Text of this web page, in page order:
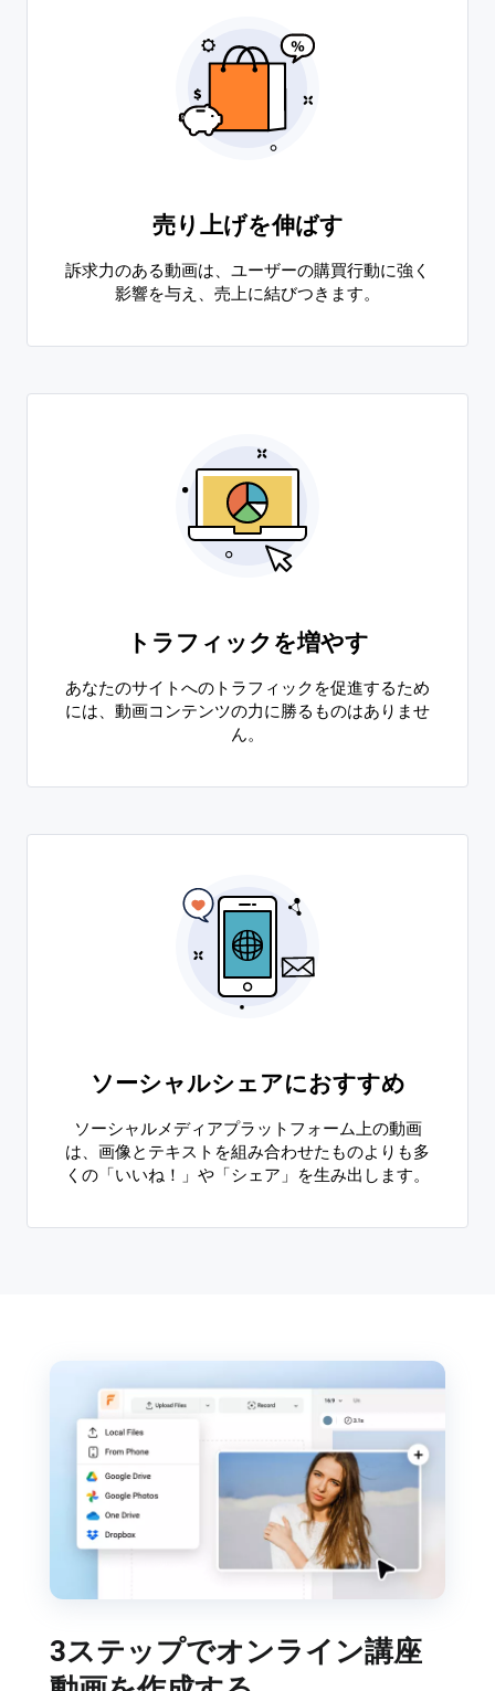
売り上げを伸ばす
訴求力のある動画は、ユーザーの購買行動に強く
影響を与え、売上に結びつきます。
トラフィックを増やす
あなたのサイトへのトラフィックを促進するため
には、動画コンテンツの力に勝るものはありませ
ん。
ソーシャルシェアにおすすめ
ソーシャルメディアプラットフォーム上の動画
は、画像とテキストを組み合わせたものよりも多
くの「いいね！」や「シェア」を生み出します。
3ステップでオンライン講座